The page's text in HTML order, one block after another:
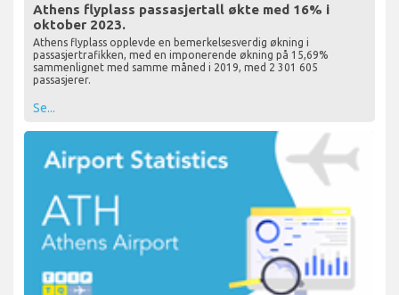
Athens flyplass passasjertall økte med 16% i
oktober 2023.
Athens flyplass opplevde en bemerkelsesverdig økning i
passasjertrafikken, med en imponerende økning på 15,69%
sammenlignet med samme måned i 2019, med 2 301 605
passasjerer.
Se...